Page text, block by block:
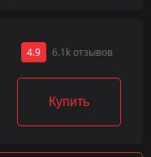
4.9 6.1k отзывов
Купить